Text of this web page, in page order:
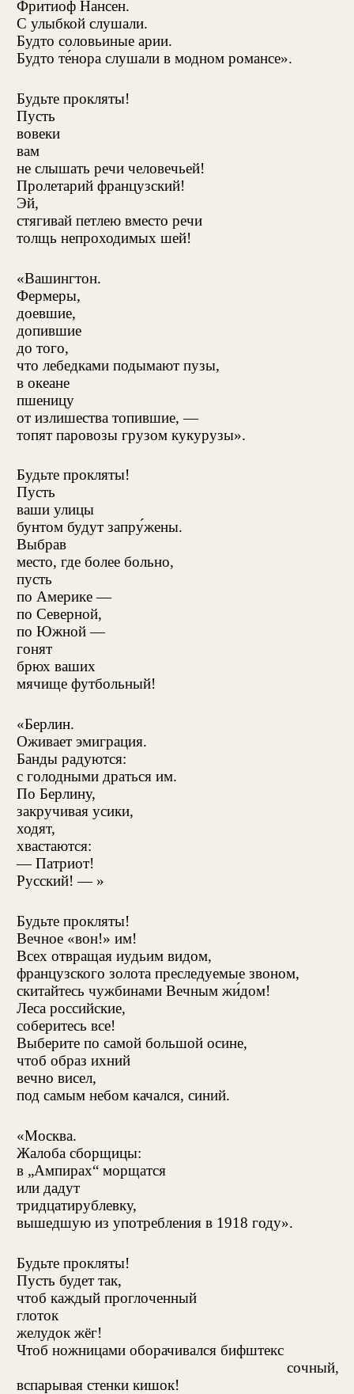
Фритиоф Нансен.
С улыбкой слушали.
Будто соловьиные арии.
Будто те́нора слушали в модном романсе».
Будьте прокляты!
Пусть
вовеки
вам
не слышать речи человечьей!
Пролетарий французский!
Эй,
стягивай петлею вместо речи
толщь непроходимых шей!
«Вашингтон.
Фермеры,
доевшие,
допившие
до того,
что лебедками подымают пузы,
в океане
пшеницу
от излишества топившие, —
топят паровозы грузом кукурузы».
Будьте прокляты!
Пусть
ваши улицы
бунтом будут запру́жены.
Выбрав
место, где более больно,
пусть
по Америке —
по Северной,
по Южной —
гонят
брюх ваших
мячище футбольный!
«Берлин.
Оживает эмиграция.
Банды радуются:
с голодными драться им.
По Берлину,
закручивая усики,
ходят,
хвастаются:
— Патриот!
Русский! — »
Будьте прокляты!
Вечное «вон!» им!
Всех отвращая иудьим видом,
французского золота преследуемые звоном,
скитайтесь чужбинами Вечным жи́дом!
Леса российские,
соберитесь все!
Выберите по самой большой осине,
чтоб образ ихний
вечно висел,
под самым небом качался, синий.
«Москва.
Жалоба сборщицы:
в „Ампирах“ морщатся
или дадут
тридцатирублевку,
вышедшую из употребления в 1918 году».
Будьте прокляты!
Пусть будет так,
чтоб каждый проглоченный
глоток
желудок жёг!
Чтоб ножницами оборачивался бифштекс
сочный,
вспарывая стенки кишок!